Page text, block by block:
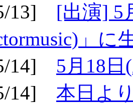
13] [出演] 5
」に
14] 5月18
14] 本日よ